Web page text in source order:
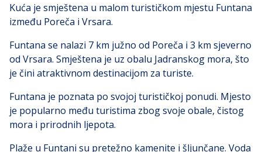
Kuća je smještena u malom turističkom mjestu Funtana
između Poreča i Vrsara.
Funtana se nalazi 7 km južno od Poreča i 3 km sjeverno
od Vrsara. Smještena je uz obalu Jadranskog mora, što
je čini atraktivnom destinacijom za turiste.
Funtana je poznata po svojoj turističkoj ponudi. Mjesto
je popularno među turistima zbog svoje obale, čistog
mora i prirodnih ljepota.
Plaže u Funtani su pretežno kamenite i šljunčane. Voda